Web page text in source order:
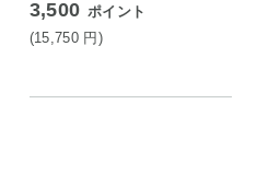
3,500 ポイント
(15,750 円)